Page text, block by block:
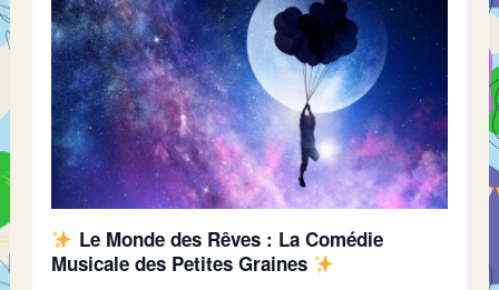
Le Monde des Rêves : La Comédie
Musicale des Petites Graines